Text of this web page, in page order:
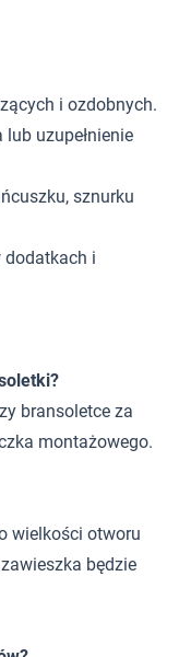
i ozdobnych.
uzupełnienie
sznurku
dodatkach i
bransoletce za
montażowego.
wielkości otworu
będzie